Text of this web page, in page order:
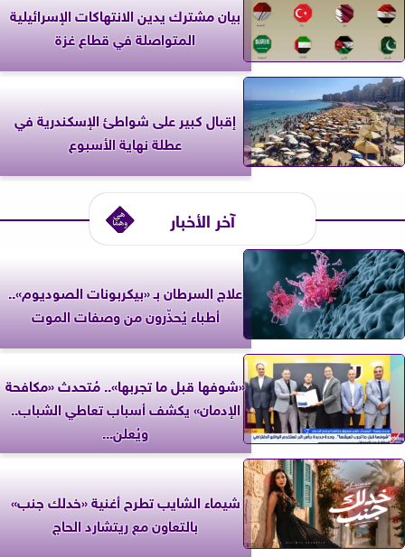
بيان مشترك يدين الانتهاكات الإسرائيلية
المتواصلة في قطاع غزة
إقبال كبير على شواطئ الإسكندرية في
عطلة نهاية الأسبوع
آخر الأخبار
علاج السرطان بـ «بيكربونات الصوديوم»..
أطباء يُحذّرون من وصفات الموت
«شوفها قبل ما تجربها».. مُتحدث «مكافحة
الإدمان» يكشف أسباب تعاطي الشباب..
ويُعلن...
شيماء الشايب تطرح أغنية «خدلك جنب»
بالتعاون مع ريتشارد الحاج